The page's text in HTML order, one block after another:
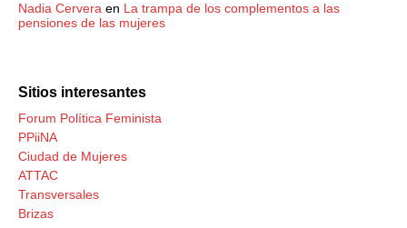
Nadia Cervera en La trampa de los complementos a las
pensiones de las mujeres
Sitios interesantes
Forum Política Feminista
PPiiNA
Ciudad de Mujeres
ATTAC
Transversales
Brizas